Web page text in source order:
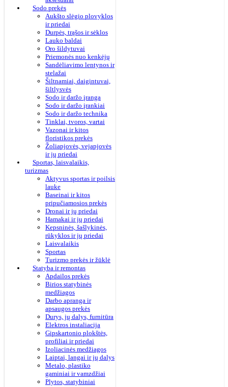
Sodo prekės
Aukšto slėgio plovyklos
ir priedai
Durpės, trąšos ir sėklos
Lauko baldai
Oro šildytuvai
Priemonės nuo kenkėjų
Sandėliavimo lentynos ir
stelažai
Šiltnamiai, daigintuvai,
šiltlysvės
Sodo ir daržo įranga
Sodo ir daržo įrankiai
Sodo ir daržo technika
Tinklai, tvoros, vartai
Vazonai ir kitos
floristikos prekės
Žoliapjovės, vejapjovės
ir jų priedai
Sportas, laisvalaikis,
turizmas
Aktyvus sportas ir poilsis
lauke
Baseinai ir kitos
pripučiamosios prekės
Dronai ir jų priedai
Hamakai ir jų priedai
Kepsninės, šašlykinės,
rūkyklos ir jų priedai
Laisvalaikis
Sportas
Turizmo prekės ir žūklė
Statyba ir remontas
Apdailos prekės
Birios statybinės
medžiagos
Darbo apranga ir
apsaugos prekės
Durys, jų dalys, furnitūra
Elektros instaliacija
Gipskartonio plokštės,
profiliai ir priedai
Izoliacinės medžiagos
Laiptai, langai ir jų dalys
Metalo, plastiko
gaminiai ir vamzdžiai
Plytos, statybiniai